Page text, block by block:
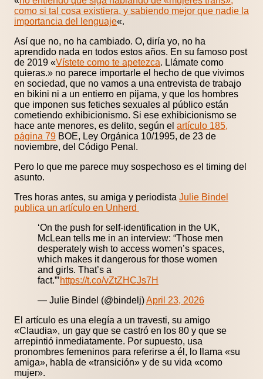
como si tal cosa existiera, y sabiendo mejor que nadie la
importancia del lenguaje«.
Así que no, no ha cambiado. O, diría yo, no ha
aprendido nada en todos estos años. En su famoso post
de 2019 «Vístete como te apetezca. Llámate como
quieras.» no parece importarle el hecho de que vivimos
en sociedad, que no vamos a una entrevista de trabajo
en bikini ni a un entierro en pijama, y que los hombres
que imponen sus fetiches sexuales al público están
cometiendo exhibicionismo. Si ese exhibicionismo se
hace ante menores, es delito, según el artículo 185,
página 79 BOE, Ley Orgánica 10/1995, de 23 de
noviembre, del Código Penal.
Pero lo que me parece muy sospechoso es el timing del
asunto.
Tres horas antes, su amiga y periodista Julie Bindel
publica un artículo en Unherd
‘On the push for self-identification in the UK,
McLean tells me in an interview: “Those men
desperately wish to access women’s spaces,
which makes it dangerous for those women
and girls. That’s a
fact.”’https://t.co/vZtZHCJs7H
— Julie Bindel (@bindelj)April 23, 2026
El artículo es una elegía a un travesti, su amigo
«Claudia», un gay que se castró en los 80 y que se
arrepintió inmediatamente. Por supuesto, usa
pronombres femeninos para referirse a él, lo llama «su
amiga», habla de «transición» y de su vida «como
mujer».